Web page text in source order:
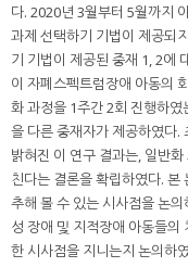
다. 2020년 3월부터 5월까지
과제 선택하기 기법이 제공되
기 기법이 제공된 중재 1, 2에
이 자폐스펙트럼장애 아동의
화 과정을 1주간 2회 진행하
을 다른 중재자가 제공하였다.
밝혀진 이 연구 결과는, 일반
친다는 결론을 확립하였다.
추해 볼 수 있는 시사점을 논
성 장애 및 지적장애 아동들의
한 시사점을 지니는지 논의하